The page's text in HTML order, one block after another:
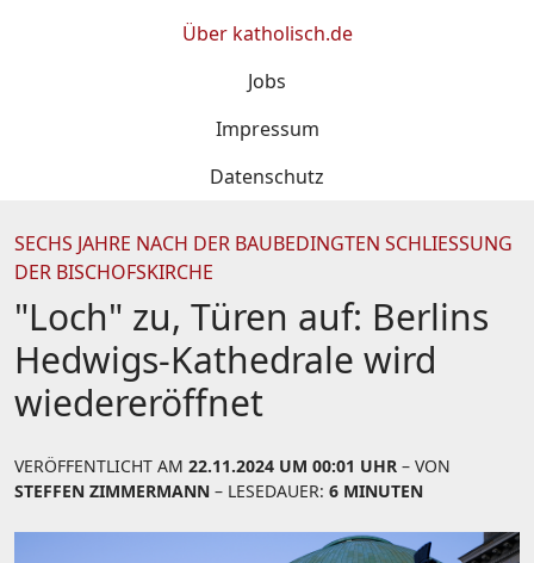
Über katholisch.de
Jobs
Impressum
Datenschutz
SECHS JAHRE NACH DER BAUBEDINGTEN SCHLIESSUNG D
ER BISCHOFSKIRCHE
"Loch" zu, Türen auf: Berlins
Hedwigs-Kathedrale wird
wiedereröffnet
VERÖFFENTLICHT AM 22.11.2024 UM 00:01 UHR – VON
STEFFEN ZIMMERMANN – LESEDAUER: 6 MINUTEN